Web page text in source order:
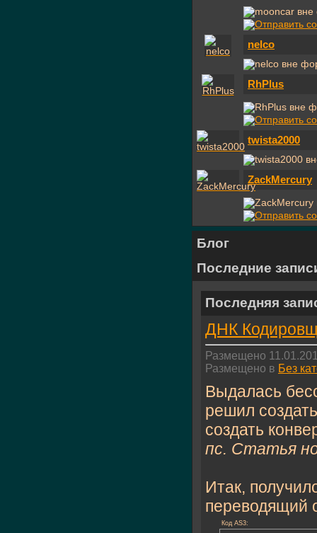
nelco
RhPlus
twista2000
ZackMercury
Блог
Последние
Последняя
ДНК
Размещено
Размещено в Без
Выдалась
решил
создать
пс. Статья
Итак,
переводящий
Код AS3: